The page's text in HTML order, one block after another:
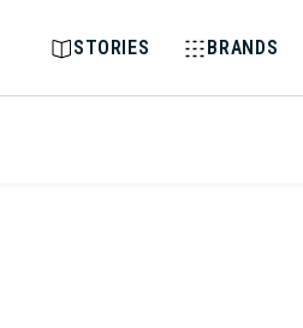
STORIES BRANDS